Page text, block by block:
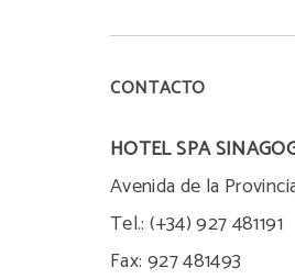
CONTACTO
HOTEL SPA
Avenida de la
Tel.: (+34) 927 481191
Fax: 927 481493